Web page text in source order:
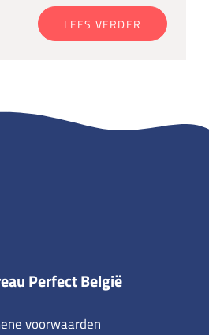
LEES VERDER
Perfect België
voorwaarden